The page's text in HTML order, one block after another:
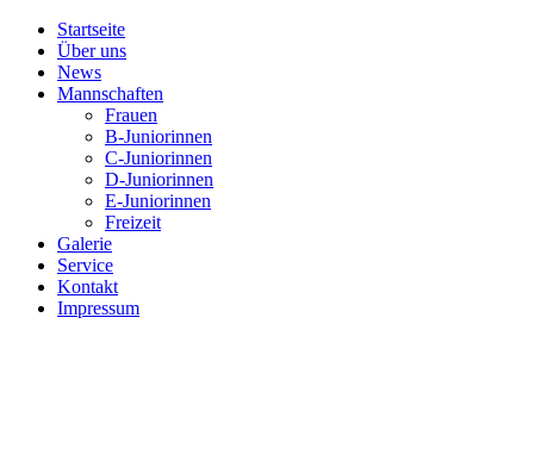
Startseite
Über uns
News
Mannschaften
Frauen
B-Juniorinnen
C-Juniorinnen
D-Juniorinnen
E-Juniorinnen
Freizeit
Galerie
Service
Kontakt
Impressum